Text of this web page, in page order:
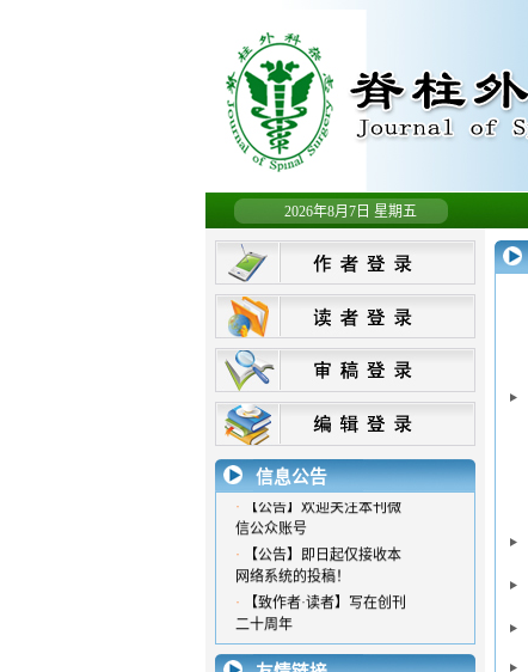
2026年8月7日 星期五
信息公告
· 【公告】更新联系方式
· 【公告】欢迎关注本刊微
信公众账号
【公告】即日起仅接收本
网络系统的投稿！
【致作者·读者】写在创刊
二十周年
· 欢迎登陆《脊柱外科杂
志》在线投稿系统！！！